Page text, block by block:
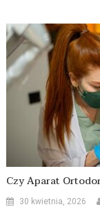
Czy Aparat
30 kwietnia, 2026